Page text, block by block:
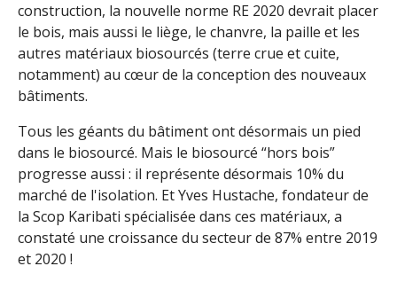
construction, la nouvelle norme RE 2020 devrait placer
le bois, mais aussi le liège, le chanvre, la paille et les
autres matériaux biosourcés (terre crue et cuite,
notamment) au cœur de la conception des nouveaux
bâtiments.
Tous les géants du bâtiment ont désormais un pied
dans le biosourcé. Mais le biosourcé “hors bois”
progresse aussi : il représente désormais 10% du
marché de l'isolation. Et Yves Hustache, fondateur de
la Scop Karibati spécialisée dans ces matériaux, a
constaté une croissance du secteur de 87% entre 2019
et 2020 !